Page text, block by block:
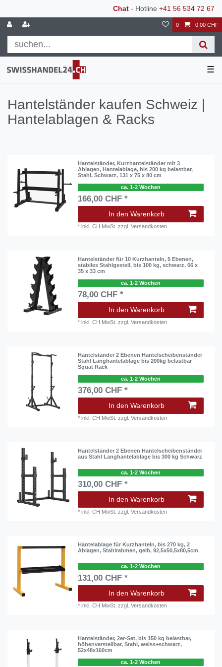
Chat - Hotline +41 56 534 72 67
0 0,00 CHF
☰
Hantelständer kaufen Schweiz |
Hantelablagen & Racks
Hantelständer, Kurzhantelständer mit 3
Ablagen, Hantelablage, bis 200 kg belastbar,
Stahl, Schwarz, 131 x 75 x 80 cm
ca. 1-2 Wochen
166,00 CHF *
In den Warenkorb
*inkl. CH MwSt. zzgl.Versandkosten
Hantelständer für 10 Kurzhanteln, 5 Ebenen,
stabiles Stahlgestell, bis 100 kg, schwarz, 66 x
35 x 33 cm
ca. 1-2 Wochen
78,00 CHF *
In den Warenkorb
*inkl. CH MwSt. zzgl.Versandkosten
Hantelständer 2 Ebenen Hantelscheibenständer
Stahl Langhantelablage bis 200kg belastbar
Squat Rack
ca. 1-2 Wochen
376,00 CHF *
In den Warenkorb
*inkl. CH MwSt. zzgl.Versandkosten
Hantelständer 2 Ebenen Hantelscheibenständer
aus Stahl Langhantelablage bis 300 kg Schwarz
ca. 1-2 Wochen
310,00 CHF *
In den Warenkorb
*inkl. CH MwSt. zzgl.Versandkosten
Hantelablage für Kurzhanteln, bis 270 kg, 2
Ablagen, Stahlrahmen, gelb, 92,5x50,5x80,5cm
ca. 1-2 Wochen
131,00 CHF *
In den Warenkorb
*inkl. CH MwSt. zzgl.Versandkosten
Hantelständer, 2er-Set, bis 150 kg belastbar,
höhenverstellbar, Stahl, weiss+schwarz,
52x48x160cm
ca. 1-2 Wochen